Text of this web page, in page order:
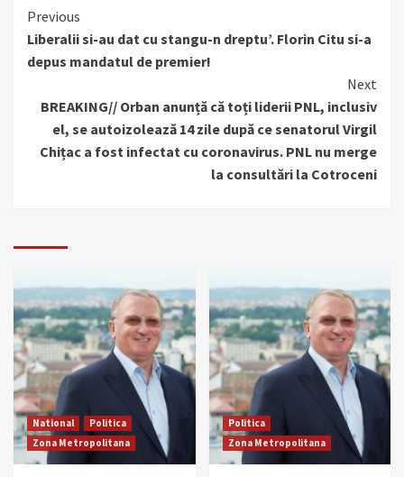
Continue
Reading
Previous
Liberalii si-au dat cu stangu-n dreptu’. Florin Citu si-a
depus mandatul de premier!
Next
BREAKING// Orban anunță că toți liderii PNL, inclusiv
el, se autoizolează 14 zile după ce senatorul Virgil
Chițac a fost infectat cu coronavirus. PNL nu merge
la consultări la Cotroceni
National
Politica
Zona Metropolitana
Politica
Zona Metropolitana